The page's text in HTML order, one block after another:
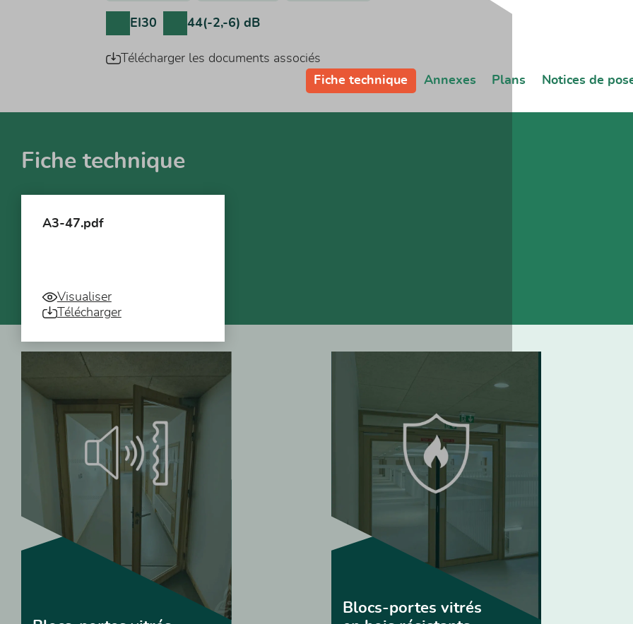
EI30 44(-2,-6) dB
Télécharger les documents associés
Fiche technique
Annexes Plans Notices de
Fiche technique
A3-47.pdf
Visualiser
Télécharger
Blocs-portes vitrés